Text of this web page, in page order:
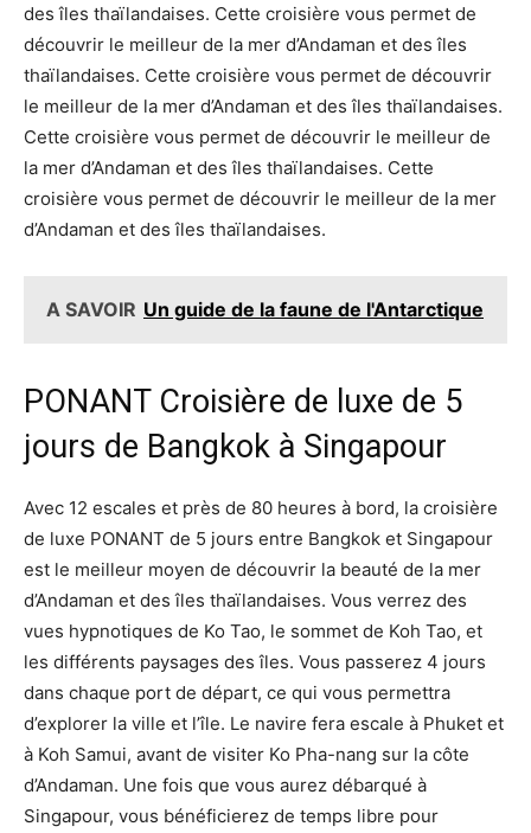
des îles thaïlandaises. Cette croisière vous permet de
découvrir le meilleur de la mer d’Andaman et des îles
thaïlandaises. Cette croisière vous permet de découvrir
le meilleur de la mer d’Andaman et des îles thaïlandaises.
Cette croisière vous permet de découvrir le meilleur de
la mer d’Andaman et des îles thaïlandaises. Cette
croisière vous permet de découvrir le meilleur de la mer
d’Andaman et des îles thaïlandaises.
A SAVOIR Un guide de la faune de l'Antarctique
PONANT Croisière de luxe de 5
jours de Bangkok à Singapour
Avec 12 escales et près de 80 heures à bord, la croisière
de luxe PONANT de 5 jours entre Bangkok et Singapour
est le meilleur moyen de découvrir la beauté de la mer
d’Andaman et des îles thaïlandaises. Vous verrez des
vues hypnotiques de Ko Tao, le sommet de Koh Tao, et
les différents paysages des îles. Vous passerez 4 jours
dans chaque port de départ, ce qui vous permettra
d’explorer la ville et l’île. Le navire fera escale à Phuket et
à Koh Samui, avant de visiter Ko Pha-nang sur la côte
d’Andaman. Une fois que vous aurez débarqué à
Singapour, vous bénéficierez de temps libre pour